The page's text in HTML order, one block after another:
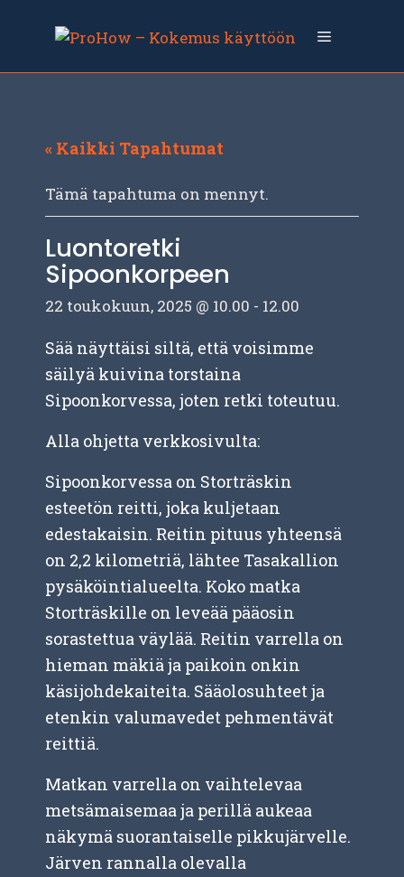
sisältöön
Valikko
« Kaikki Tapahtumat
Tämä tapahtuma on mennyt.
Luontoretki
Sipoonkorpeen
22 toukokuun, 2025 @ 10.00 - 12.00
Sää näyttäisi siltä, että voisimme
säilyä kuivina torstaina
Sipoonkorvessa, joten retki toteutuu.
Alla ohjetta verkkosivulta:
Sipoonkorvessa on Storträskin
esteetön reitti, joka kuljetaan
edestakaisin. Reitin pituus yhteensä
on 2,2 kilometriä, lähtee Tasakallion
pysäköintialueelta. Koko matka
Storträskille on leveää pääosin
sorastettua väylää. Reitin varrella on
hieman mäkiä ja paikoin onkin
käsijohdekaiteita. Sääolosuhteet ja
etenkin valumavedet pehmentävät
reittiä.
Matkan varrella on vaihtelevaa
metsämaisemaa ja perillä aukeaa
näkymä suorantaiselle pikkujärvelle.
Järven rannalla olevalla